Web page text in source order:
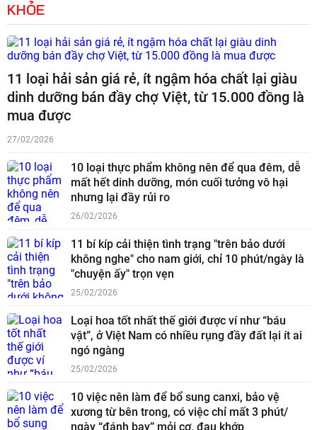
KHỎE
11 loại hải sản giá rẻ, ít ngậm hóa chất lại giàu
dinh dưỡng bán đầy chợ Việt, từ 15.000 đồng là
mua được
27/02/2026
10 loại thực phẩm không nên để qua đêm, dễ
mất hết dinh dưỡng, món cuối tưởng vô hại
nhưng lại đầy rủi ro
26/02/2026
11 bí kíp cải thiện tình trạng "trên bảo dưới
không nghe" cho nam giới, chỉ 10 phút/ngày là
"chuyện ấy" trọn vẹn
25/02/2026
Loại hoa tốt nhất thế giới được ví như “báu
vật”, ở Việt Nam có nhiều rụng đầy đất lại ít ai
ngó ngàng
25/02/2026
10 việc nên làm để bổ sung canxi, bảo vệ
xương từ bên trong, có việc chỉ mất 3 phút/
ngày “đánh bay” mỏi cơ, đau khớp